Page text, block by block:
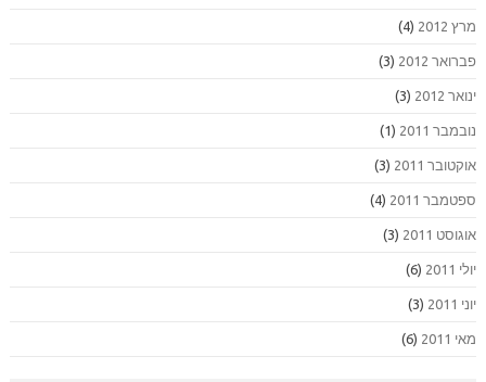
מרץ 2012 (4)
פברואר 2012 (3)
ינואר 2012 (3)
נובמבר 2011 (1)
אוקטובר 2011 (3)
ספטמבר 2011 (4)
אוגוסט 2011 (3)
יולי 2011 (6)
יוני 2011 (3)
מאי 2011 (6)